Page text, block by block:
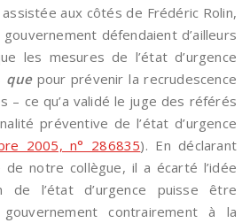
assistée aux côtés de Frédéric Rolin,
défendaient d’ailleurs
les mesures de l’état d’urgence
quepour prévenir la recrudescence
– ce qu’a validé le juge des référés
préventive de l’état d’urgence
2005, n° 286835). En déclarant
notre collègue, il a écarté l’idée
de l’état d’urgence puisse être
contrairement à la